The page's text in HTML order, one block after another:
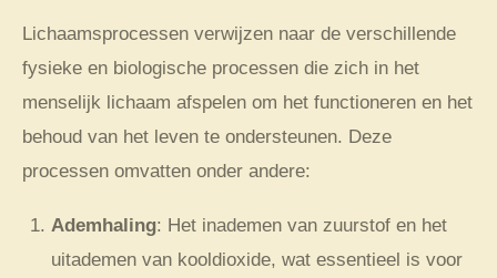
Lichaamsprocessen verwijzen naar de verschillende
fysieke en biologische processen die zich in het
menselijk lichaam afspelen om het functioneren en het
behoud van het leven te ondersteunen. Deze
processen omvatten onder andere:
Ademhaling: Het inademen van zuurstof en het
uitademen van kooldioxide, wat essentieel is voor